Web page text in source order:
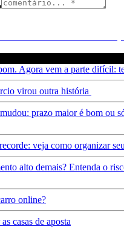
Agora vem a parte difícil:
virou outra história
prazo maior é bom ou
veja como organizar
alto demais? Entenda o
online?
casas de aposta